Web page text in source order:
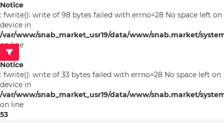
Notice
: fwrite(): write of 98 bytes failed with errno=28 No space left on
device in
/var/www/snab_market_usr19/data/www/snab.market/
on line
53
Notice
: fwrite(): write of 33 bytes failed with errno=28 No space left on
device in
/var/www/snab_market_usr19/data/www/snab.market/
on line
53